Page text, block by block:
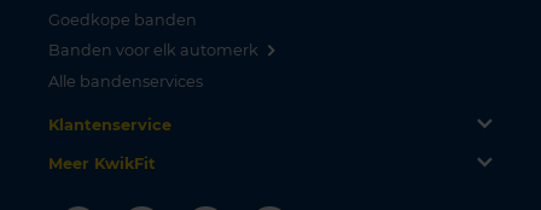
Goedkope banden
Banden voor elk automerk
Alle bandenservices
Klantenservice
Meer KwikFit